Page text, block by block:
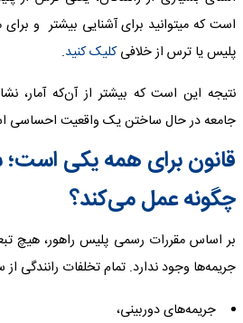
است که میتوانید برای آشنایی بیشتر و
پلیس یا ترس از خلافیکلیک کنید.
نتیجه این است که بیشتر از آن‌که آمار،
جامعه در حال ساختن یک واقعیت احساسی
قانون برای همه یکی
چگونه عمل می‌کند؟
بر اساس مقررات رسمی پلیس راهور، هیچ
جریمه‌ها وجود ندارد. تمام تخلفات رانندگی
جریمه‌های دوربینی،